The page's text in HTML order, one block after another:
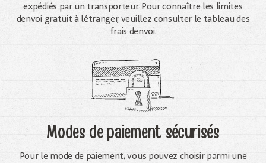
expédiés par un transporteur. Pour connaître les limites
denvoi gratuit à létranger, veuillez consulter le tableau des
frais denvoi.
Modes de paiement sécurisés
Pour le mode de paiement, vous pouvez choisir parmi une